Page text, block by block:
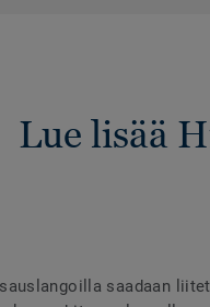
Lue lisää
saadaan